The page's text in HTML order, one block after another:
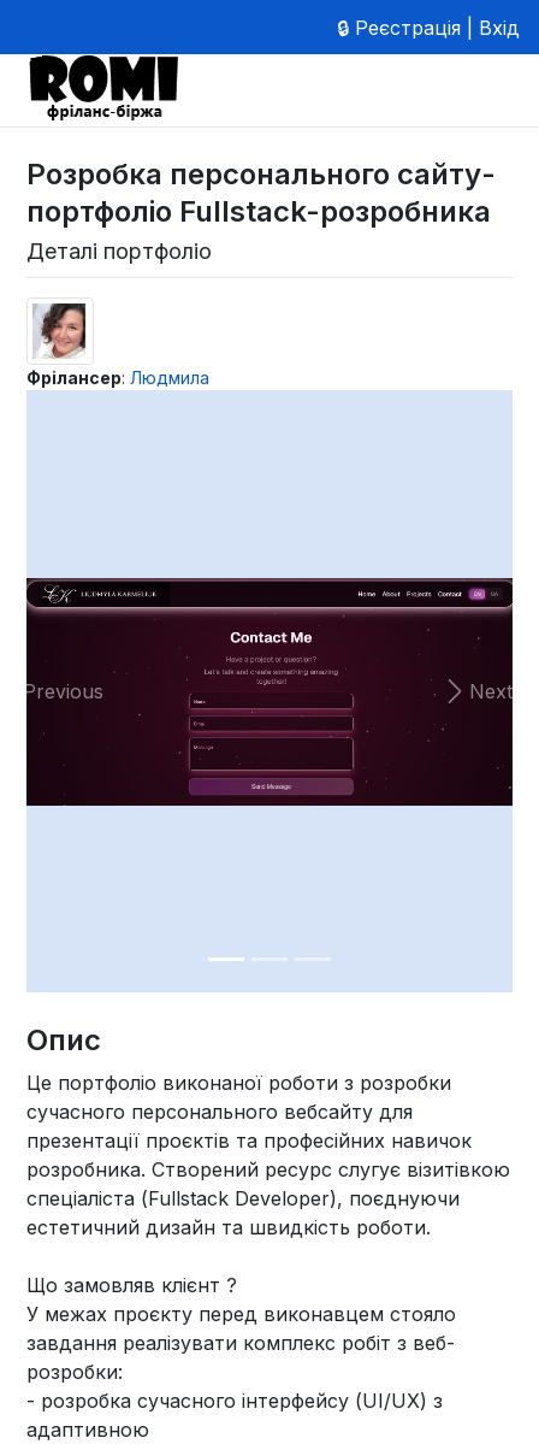
🔒 Реєстрація | Вхід
Розробка персонального сайту-
портфоліо Fullstack-розробника
Деталі портфоліо
Фрілансер: Людмила
Previous Next
Опис
Це портфоліо виконаної роботи з розробки
сучасного персонального вебсайту для
презентації проєктів та професійних навичок
розробника. Створений ресурс слугує візитівкою
спеціаліста (Fullstack Developer), поєднуючи
естетичний дизайн та швидкість роботи.
Що замовляв клієнт ?
У межах проєкту перед виконавцем стояло
завдання реалізувати комплекс робіт з веб-
розробки:
- розробка сучасного інтерфейсу (UI/UX) з
адаптивною